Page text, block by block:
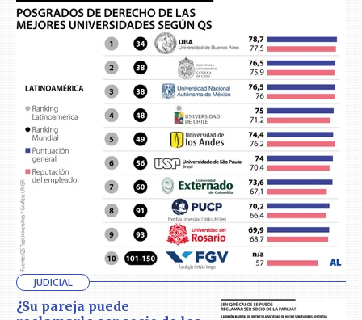
JUDICIAL
¿Su pareja puede